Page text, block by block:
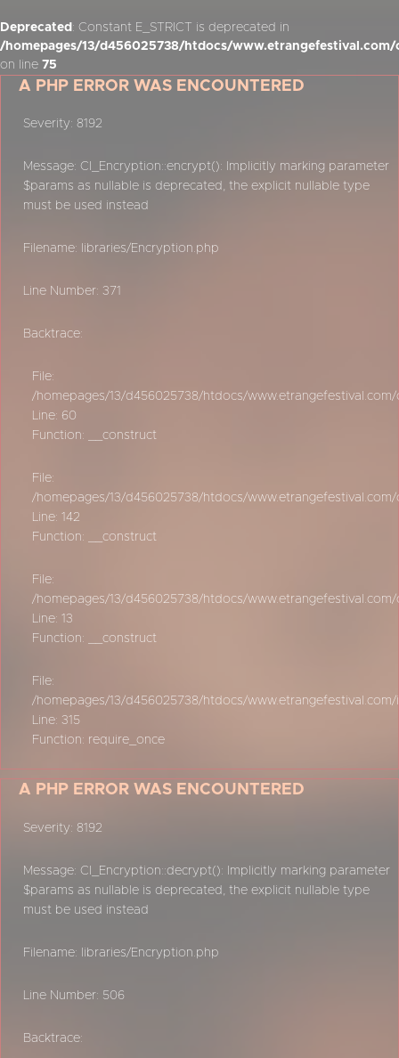
Deprecated : Constant E_STRICT is deprecated in
/homepages/13/d456025738/htdocs/
on line 75
A PHP ERROR WAS ENCOUNTERED
Severity: 8192
Message: CI_Encryption::encrypt(): Implicitly marking parameter
$params as nullable is deprecated, the explicit nullable type
must be used instead
Filename: libraries/Encryption.php
Line Number: 371
Backtrace:
File:
/homepages/13/d456025738/htdocs/
Line: 60
Function: __construct
File:
/homepages/13/d456025738/htdocs/
Line: 142
Function: __construct
File:
/homepages/13/d456025738/htdocs/
Line: 13
Function: __construct
File:
/homepages/13/d456025738/htdocs/
Line: 315
Function: require_once
A PHP ERROR WAS ENCOUNTERED
Severity: 8192
Message: CI_Encryption::decrypt(): Implicitly marking parameter
$params as nullable is deprecated, the explicit nullable type
must be used instead
Filename: libraries/Encryption.php
Line Number: 506
Backtrace: